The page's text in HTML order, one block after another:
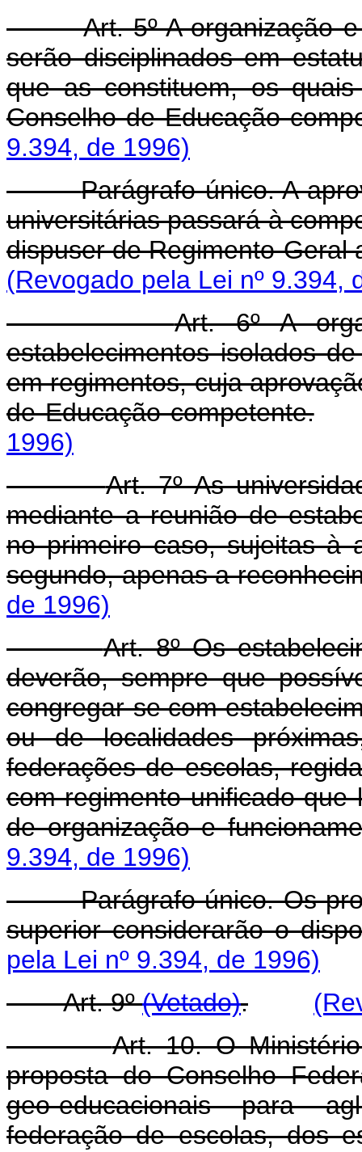
Art. 5º A organização
serão disciplinados em
que as constituem, os
Conselho de Educação
9.394, de 1996)
Parágrafo único. A
universitárias passará à
dispuser de Regimento-Geral
(Revogado pela Lei nº 9.394,
Art. 6º A
estabelecimentos isolados
em regimentos, cuja
de Educação competente.
1996)
Art. 7º As
mediante a reunião de
no primeiro caso, sujeitas à
segundo, apenas a
de 1996)
Art. 8º Os
deverão, sempre que
congregar-se com
ou de localidades
federações de escolas,
com regimento unificado
de organização e
9.394, de 1996)
Parágrafo único. Os
superior considerarão o
pela Lei nº 9.394, de 1996)
Art. 9º(Vetado).
Art. 10. O
proposta do Conselho
geo-educacionais para
federação de escolas, dos